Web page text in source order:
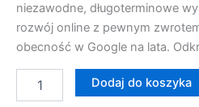
niezawodne, długoterminowe
rozwój online z pewnym
obecność w Google na lata.
Dodaj do koszyka